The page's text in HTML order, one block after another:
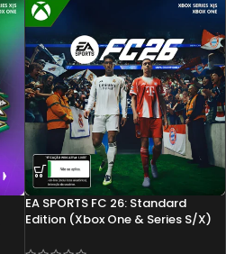
EA SPORTS FC 26: Standard
Edition (Xbox One & Series S/X)